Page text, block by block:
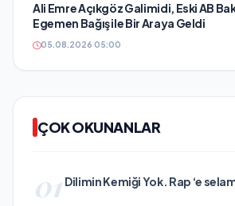
Ali Emre Açıkgöz Galimidi, Eski AB
Egemen Bağış ile Bir Araya Geldi
05.08.2026 05:00
ÇOK OKUNANLAR
01 Dilimin Kemiği Yok. Rap ‘e